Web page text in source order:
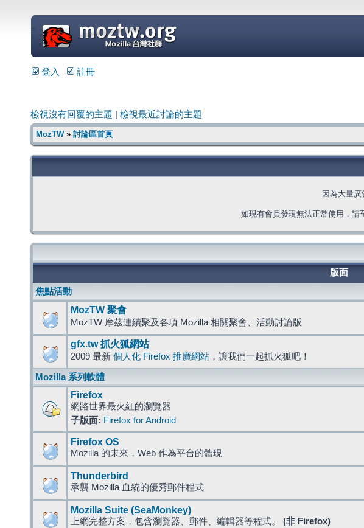
=
登入 註冊
檢視沒有回覆的主題 檢視最近討論的主題
MozTW» 討論區首頁
因為大量廣
如現有會員發現無法正常使用，請
版面
焦點活動
MozTW 聚會
MozTW 摩茲連續聚及各項 Mozilla 相關聚會、活動討論版
gfx.tw 抓火狐網站
2009 最新 個人化 Firefox 推廣網站 ，讓我們一起抓火狐吧！
Mozilla 系列軟體
Firefox
網路世界最火紅的瀏覽器
子版面: Firefox for Android
Firefox OS
Mozilla 的未來，Web 作為平台的體現
Thunderbird
承襲 Mozilla 血統的優秀郵件程式
Mozilla Suite (SeaMonkey)
上網完整方案，包含瀏覽器、郵件、編輯器等程式。 (非 Firefox)